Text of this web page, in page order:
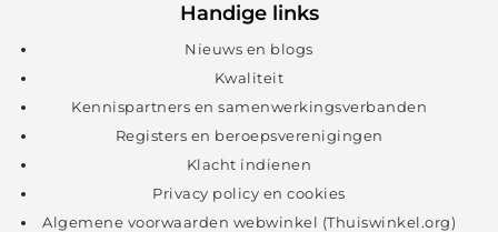
Handige links
Nieuws en blogs
Kwaliteit
Kennispartners en samenwerkingsverbanden
Registers en beroepsverenigingen
Klacht indienen
Privacy policy en cookies
Algemene voorwaarden webwinkel (Thuiswinkel.org)